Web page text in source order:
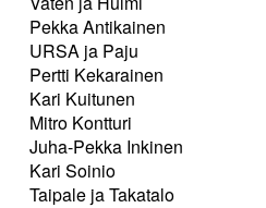
Pekka Antikainen
URSA ja Paju
Pertti Kekarainen
Kari Kuitunen
Mitro Kontturi
Juha-Pekka Inkinen
Kari Soinio
Taipale ja Takatalo